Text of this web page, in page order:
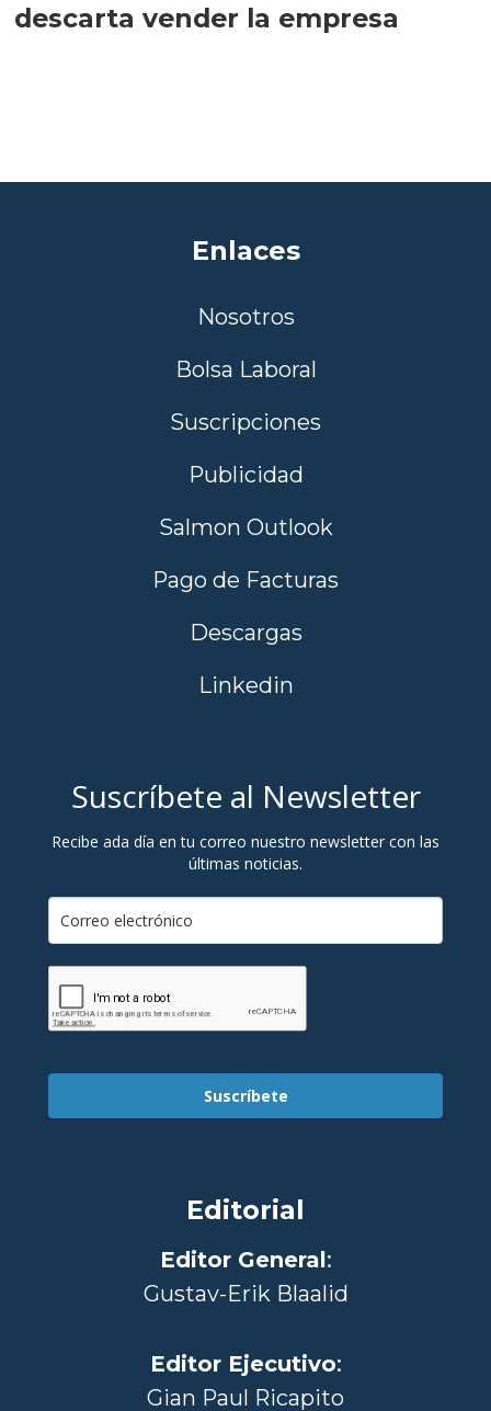
descarta vender la empresa
Enlaces
Nosotros
Bolsa Laboral
Suscripciones
Publicidad
Salmon Outlook
Pago de Facturas
Descargas
Linkedin
Suscríbete al Newsletter
Recibe ada día en tu correo nuestro newsletter con las
últimas noticias.
Suscríbete
Editorial
Editor General:
Gustav-Erik Blaalid
Editor Ejecutivo:
Gian Paul Ricapito